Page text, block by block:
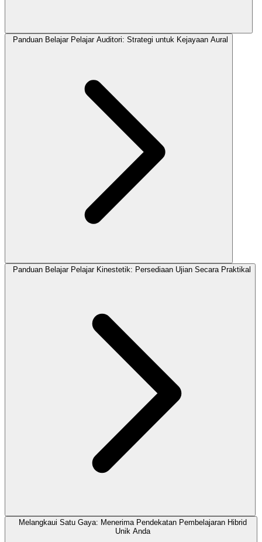
Panduan Belajar Pelajar Auditori: Strategi untuk Kejayaan Aural
Panduan Belajar Pelajar Kinestetik: Persediaan Ujian Secara Praktikal
Melangkaui Satu Gaya: Menerima Pendekatan Pembelajaran Hibrid
Unik Anda